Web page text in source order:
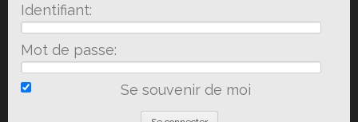
Identifiant:
Mot de passe:
Se souvenir de moi